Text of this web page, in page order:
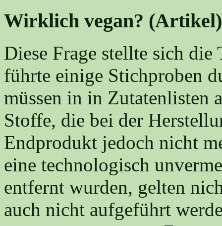
Wirklich vegan? (Artikel)
Diese Frage stellte sich
führte einige Stichproben
müssen in in Zutatenlisten
Stoffe, die bei der
Endprodukt jedoch nicht
eine technologisch
entfernt wurden, gelten
auch nicht aufgeführt